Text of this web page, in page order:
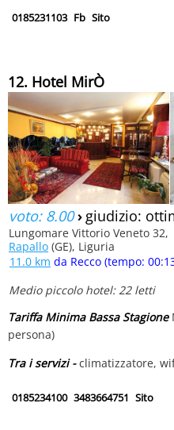
0185231103 Fb Sito
12. Hotel MirÒ
voto: 8.00› giudizio:
Lungomare Vittorio Veneto 32,
Rapallo (GE), Liguria
11.0 km da Recco (tempo:
Medio piccolo hotel: 22 letti
Tariffa Minima Bassa Stagione
persona)
Tra i servizi -climatizzatore,
0185234100 3483664751 Sito